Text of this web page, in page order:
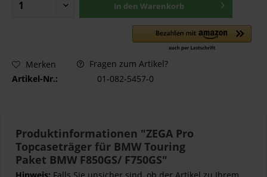
In den Warenkorb
Merken
Fragen zum Artikel?
Artikel-Nr.:
01-082-5457-0
Produktinformationen "ZEGA Pro
Topcaseträger für BMW Touring
Paket BMW F850GS/ F750GS"